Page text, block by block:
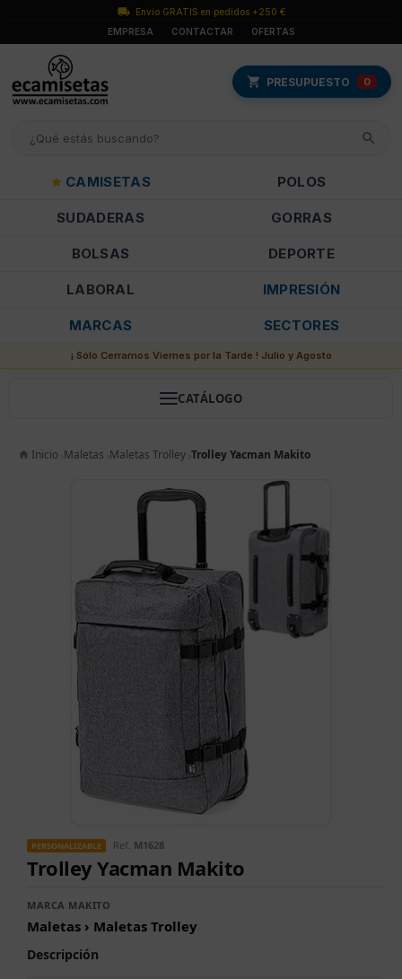
Envío GRATIS en pedidos +250 €
EMPRESA
CONTACTAR OFERTAS
PRESUPUESTO 0
CAMISETAS POLOS
SUDADERAS GORRAS
BOLSAS DEPORTE
LABORAL IMPRESIÓN
MARCAS SECTORES
¡ Sólo Cerramos Viernes por la Tarde ! Julio y Agosto
CATÁLOGO
Inicio Maletas Maletas Trolley Trolley Yacman Makito
PERSONALIZABLE Ref. M1628
Trolley Yacman Makito
MARCA MAKITO
Maletas › Maletas Trolley
Descripción